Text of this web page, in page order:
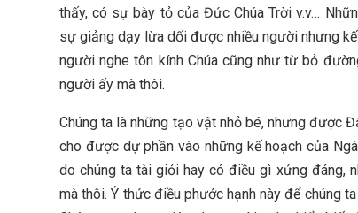
thấy, có sự bày tỏ của Đức Chúa Trời v.v…
sự giảng dạy lừa dối được nhiều người nhưng
người nghe tôn kính Chúa cũng như từ bỏ
người ấy mà thôi.
Chúng ta là những tạo vật nhỏ bé, nhưng được
cho được dự phần vào những kế hoạch của
do chúng ta tài giỏi hay có điều gì xứng đáng,
mà thôi. Ý thức điều phước hạnh này để chúng